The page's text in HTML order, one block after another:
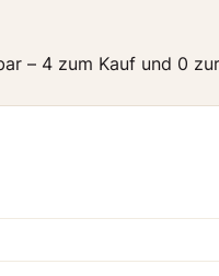
– 4 zum Kauf und 0